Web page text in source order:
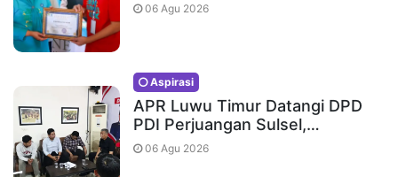
06 Agu 2026
Aspirasi
APR Luwu Timur Datangi DPD
PDI Perjuangan Sulsel,…
06 Agu 2026